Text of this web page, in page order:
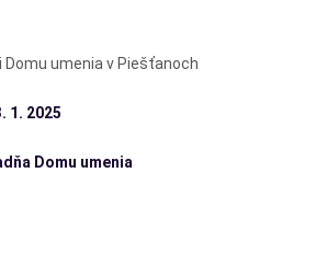
umenia v Piešťanoch
1. 2025
Domu umenia